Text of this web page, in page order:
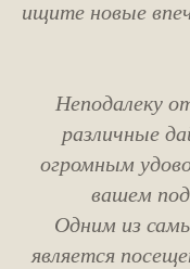
ищите новые
Неподалеку
различные
огромным
вашем
Одним из
является